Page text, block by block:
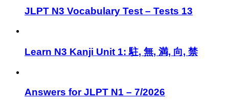
JLPT N3 Vocabulary Test – Tests 13
Learn N3 Kanji Unit 1: 駐, 無, 満, 向, 禁
Answers for JLPT N1 – 7/2026